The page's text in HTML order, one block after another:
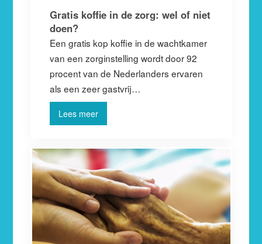
Gratis koffie in de zorg: wel of niet
doen?
Een gratis kop koffie in de wachtkamer
van een zorginstelling wordt door 92
procent van de Nederlanders ervaren
als een zeer gastvrij…
Lees meer